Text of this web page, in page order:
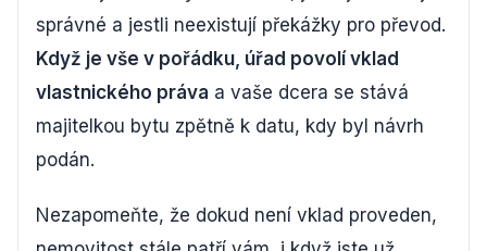
správné a jestli neexistují překážky pro převod.
Když je vše v pořádku, úřad povolí vklad
vlastnického práva a vaše dcera se stává
majitelkou bytu zpětně k datu, kdy byl návrh
podán.
Nezapomeňte, že dokud není vklad proveden,